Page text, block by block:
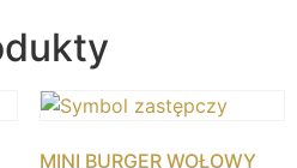
MINI BURGER WOŁOWY